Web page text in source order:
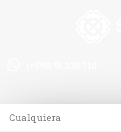
Cualquiera